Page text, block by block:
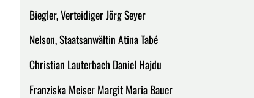
Biegler, Verteidiger Jörg Seyer
Nelson, Staatsanwältin Atina Tabé
Christian Lauterbach Daniel Hajdu
Franziska Meiser Margit Maria Bauer